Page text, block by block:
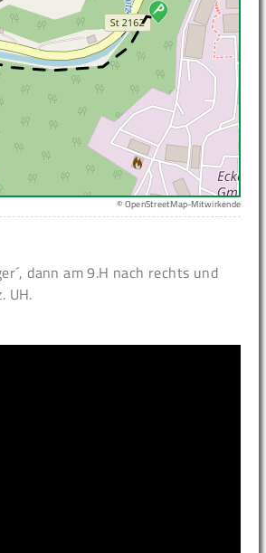
© OpenStreetMap-Mitwirkende
dann am 9.H nach rechts und
UH.